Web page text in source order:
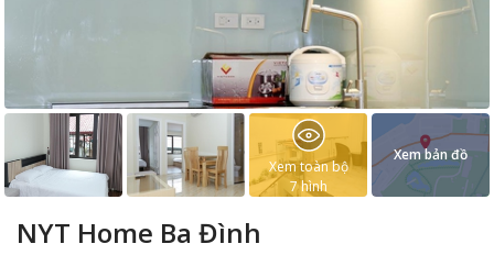
NYT Home Ba Đình
Xem toàn bộ
7hình
Xem bản đồ